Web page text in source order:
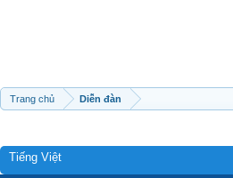
Trang chủ Diễn đàn
Tiếng Việt